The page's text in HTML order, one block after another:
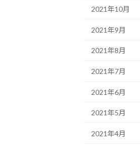
2021年10月
2021年9月
2021年8月
2021年7月
2021年6月
2021年5月
2021年4月